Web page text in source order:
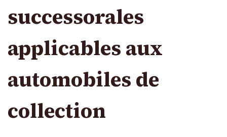
successorales
applicables aux
automobiles de
collection